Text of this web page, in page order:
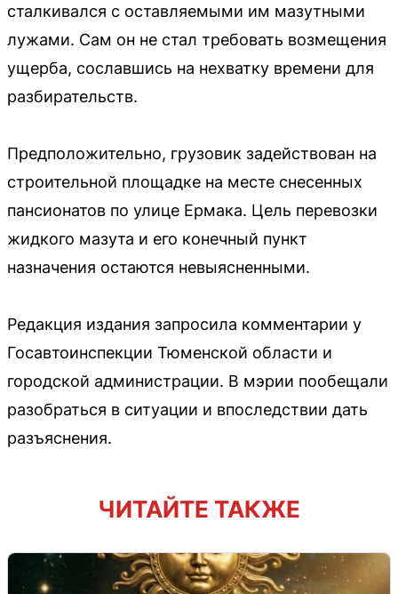
сталкивался с оставляемыми им мазутными
лужами. Сам он не стал требовать возмещения
ущерба, сославшись на нехватку времени для
разбирательств.
Предположительно, грузовик задействован на
строительной площадке на месте снесенных
пансионатов по улице Ермака. Цель перевозки
жидкого мазута и его конечный пункт
назначения остаются невыясненными.
Редакция издания запросила комментарии у
Госавтоинспекции Тюменской области и
городской администрации. В мэрии пообещали
разобраться в ситуации и впоследствии дать
разъяснения.
ЧИТАЙТЕ ТАКЖЕ